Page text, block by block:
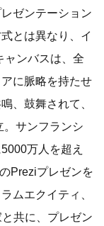
ゼンテーション
とは異なり、イ
ャンバスは、全
に脈略を持たせ
、鼓舞されて、
サンフランシ
万人を超え
Preziプレゼンを
ムエクイティ、
共に、プレゼン